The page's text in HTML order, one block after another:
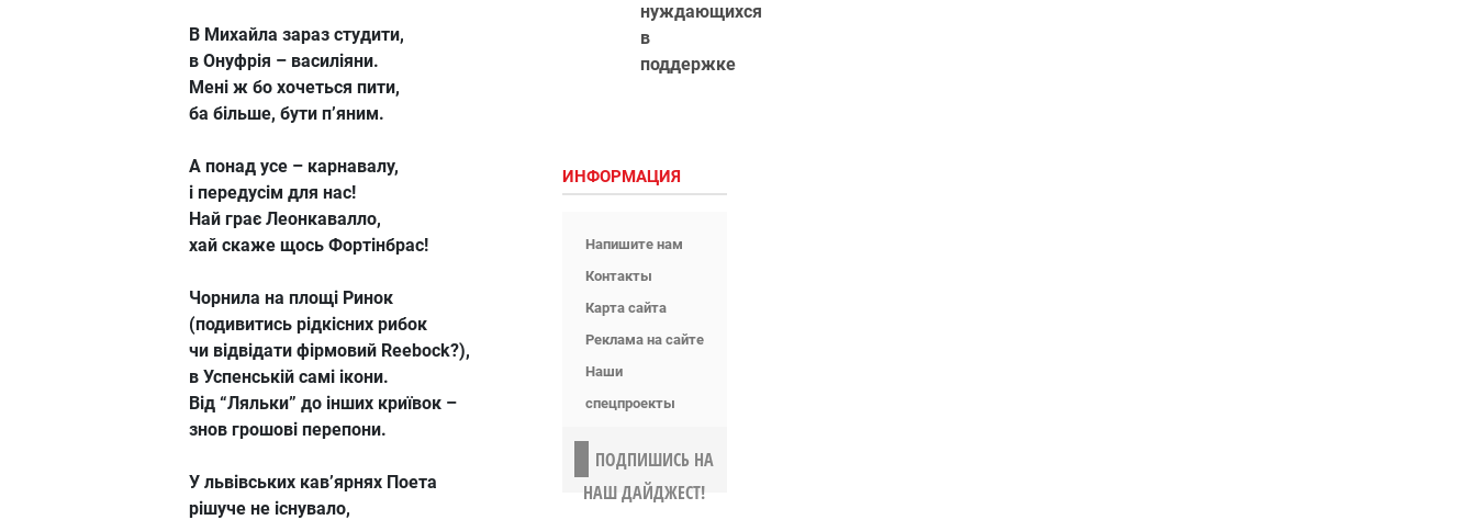
В Михайла зараз студити,
в Онуфрія – василіяни.
Мені ж бо хочеться пити,
ба більше, бути п’яним.
А понад усе – карнавалу,
і передусім для нас!
Най грає Леонкавалло,
хай скаже щось Фортінбрас!
Чорнила на площі Ринок
(подивитись рідкісних рибок
чи відвідати фірмовий Reebock?),
в Успенській самі ікони.
Від “Ляльки” до інших криївок –
знов грошові перепони.
У львівських кав’ярнях Поета
рішуче не існувало,
нуждающихся
в
поддержке
ИНФОРМАЦИЯ
Напишите нам
Контакты
Карта сайта
Реклама на сайте
Наши
спецпроекты
ПОДПИШИСЬ НА
НАШ ДАЙДЖЕСТ!